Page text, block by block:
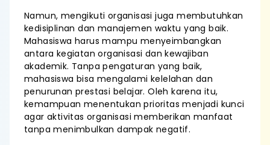
Namun, mengikuti organisasi juga membutuhkan
kedisiplinan dan manajemen waktu yang baik.
Mahasiswa harus mampu menyeimbangkan
antara kegiatan organisasi dan kewajiban
akademik. Tanpa pengaturan yang baik,
mahasiswa bisa mengalami kelelahan dan
penurunan prestasi belajar. Oleh karena itu,
kemampuan menentukan prioritas menjadi kunci
agar aktivitas organisasi memberikan manfaat
tanpa menimbulkan dampak negatif.